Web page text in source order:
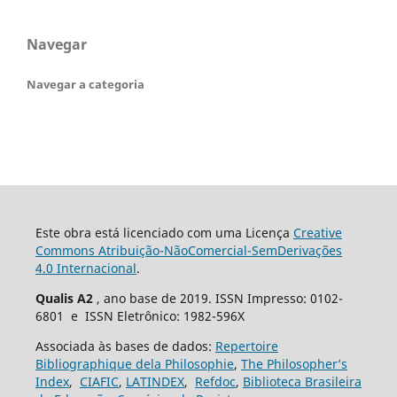
Navegar
Navegar a categoria
Este obra está licenciado com uma Licença Creative
Commons Atribuição-NãoComercial-SemDerivações
4.0 Internacional.
Qualis A2 , ano base de 2019. ISSN Impresso: 0102-
6801 e ISSN Eletrônico: 1982-596X
Associada às bases de dados: Repertoire
Bibliographique dela Philosophie, The Philosopher’s
Index, CIAFIC, LATINDEX, Refdoc, Biblioteca Brasileira